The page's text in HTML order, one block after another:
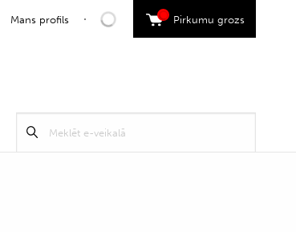
Mans profils Pirkumu grozs
0
Meklēt